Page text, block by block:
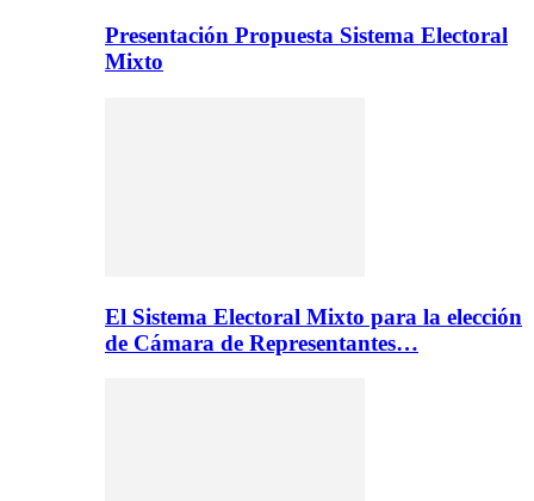
Presentación Propuesta Sistema Electoral
Mixto
El Sistema Electoral Mixto para la elección
de Cámara de Representantes…